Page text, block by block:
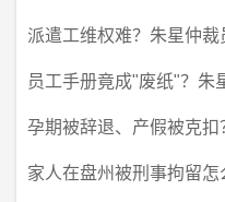
派遣工维权难？朱星仲裁
员工手册竟成"废纸"？朱
孕期被辞退、产假被克扣
家人在盘州被刑事拘留怎